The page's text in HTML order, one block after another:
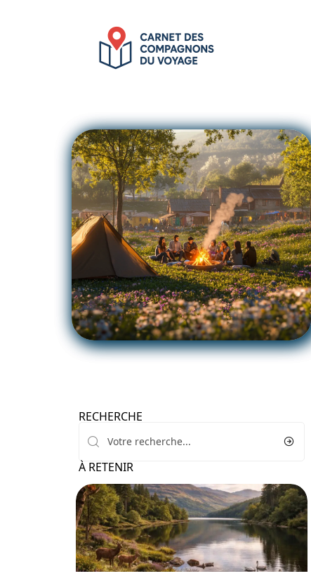
RECHERCHE
À RETENIR
Voyage